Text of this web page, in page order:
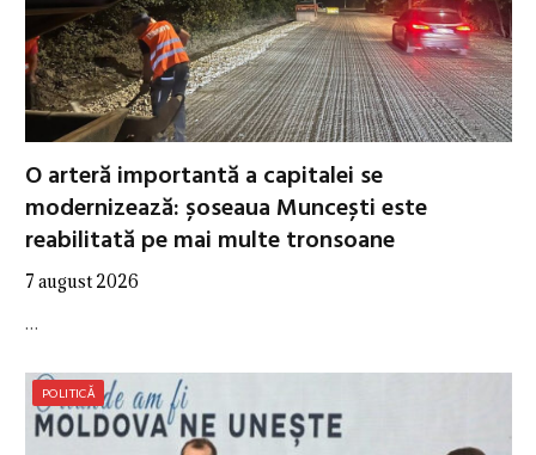
O arteră importantă a capitalei se
modernizează: șoseaua Muncești este
reabilitată pe mai multe tronsoane
7 august 2026
…
POLITICĂ